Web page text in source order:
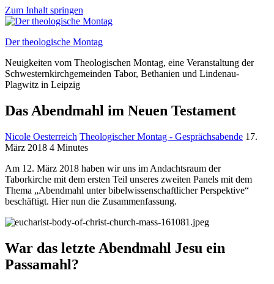
Zum Inhalt springen
Der theologische Montag
Neuigkeiten vom Theologischen Montag, eine Veranstaltung der
Schwesternkirchgemeinden Tabor, Bethanien und Lindenau-
Plagwitz in Leipzig
Das Abendmahl im Neuen Testament
Nicole Oesterreich Theologischer Montag - Gesprächsabende 17.
März 2018 4 Minutes
Am 12. März 2018 haben wir uns im Andachtsraum der
Taborkirche mit dem ersten Teil unseres zweiten Panels mit dem
Thema „Abendmahl unter bibelwissenschaftlicher Perspektive“
beschäftigt. Hier nun die Zusammenfassung.
War das letzte Abendmahl Jesu ein
Passamahl?